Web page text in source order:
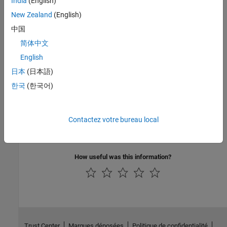
loop (SIL) and processor-in-the-loop (PIL) simulations.
Integrate Generated Code for Multi-Instance Software
Configure RTE header files for multi-instance component internal
data.
Use cross-release workflow to import AUTOSAR code from
Limitations and Tips
How useful was this information?
New Zealand (English)
中国
简体中文
English
日本 (日本語)
한국 (한국어)
Contactez votre bureau local
Trust Center Marques déposées Politique de confidentialité